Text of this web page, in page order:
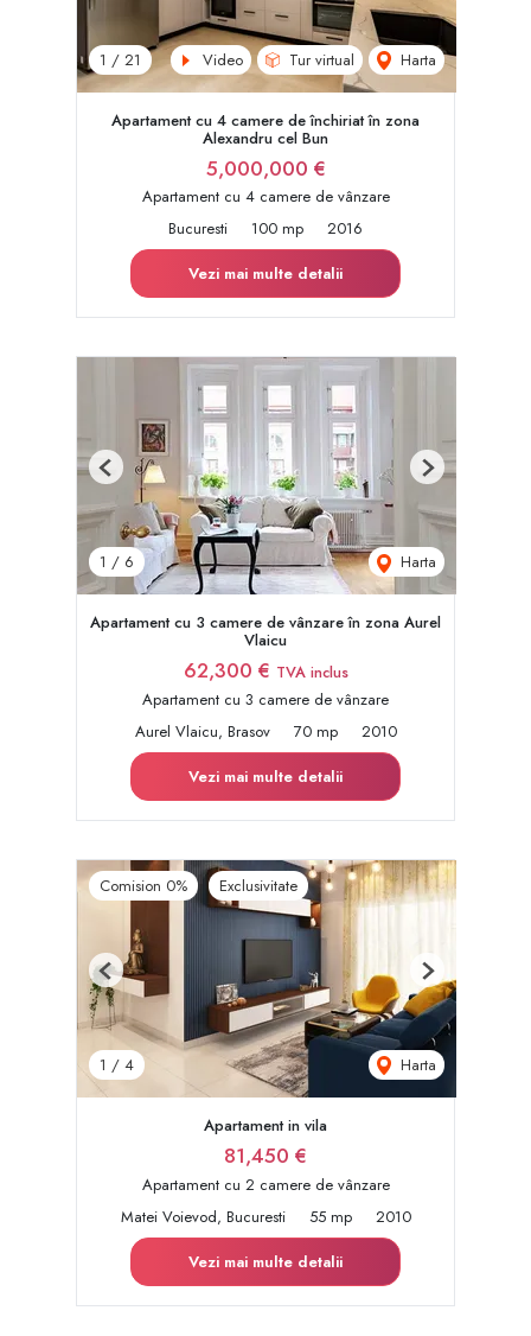
1 / 21 Video Tur virtual Harta
Apartament cu 4 camere de închiriat în zona
Alexandru cel Bun
5,000,000 €
Apartament cu 4 camere de vânzare
Bucuresti
100 mp
2016
Vezi mai multe detalii
1 / 6 Harta
Previous Next
Apartament cu 3 camere de vânzare în zona Aurel
Vlaicu
62,300 € TVA inclus
Apartament cu 3 camere de vânzare
Aurel Vlaicu, Brasov
70 mp
2010
Vezi mai multe detalii
Comision 0% Exclusivitate
1 / 4 Harta
Previous Next
Apartament in vila
81,450 €
Apartament cu 2 camere de vânzare
Matei Voievod, Bucuresti
55 mp
2010
Vezi mai multe detalii